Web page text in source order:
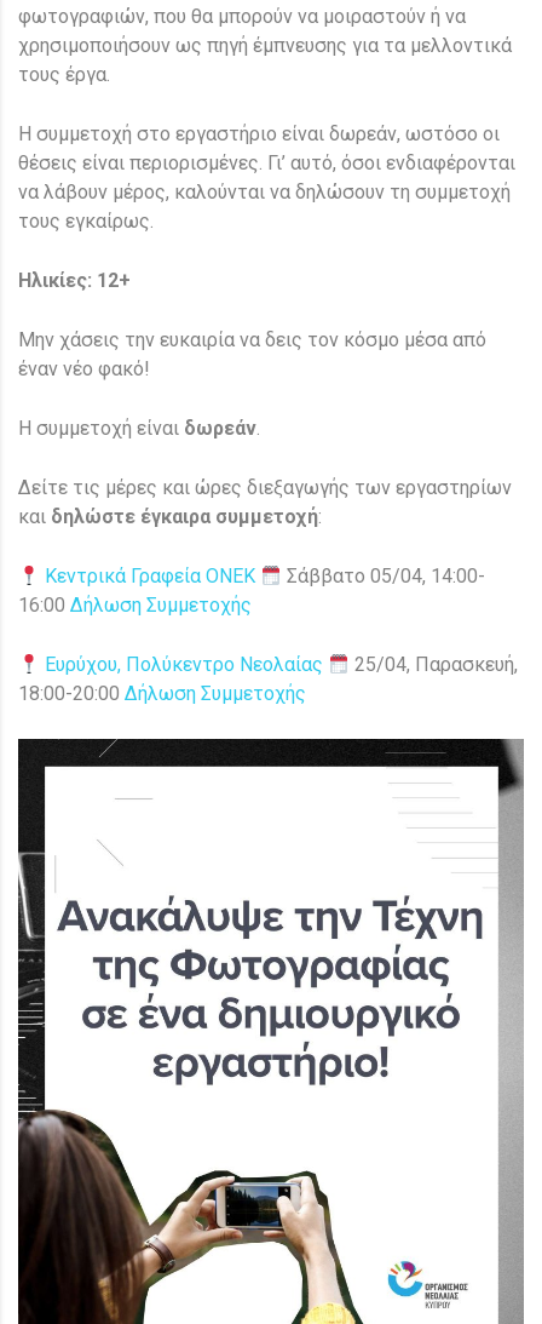
φωτογραφιών, που θα μπορούν να μοιραστούν ή να
χρησιμοποιήσουν ως πηγή έμπνευσης για τα μελλοντικά
τους έργα.
Η συμμετοχή στο εργαστήριο είναι δωρεάν, ωστόσο οι
θέσεις είναι περιορισμένες. Γι’ αυτό, όσοι ενδιαφέρονται
να λάβουν μέρος, καλούνται να δηλώσουν τη συμμετοχή
τους εγκαίρως.
Ηλικίες: 12+
Μην χάσεις την ευκαιρία να δεις τον κόσμο μέσα από
έναν νέο φακό!
Η συμμετοχή είναι δωρεάν.
Δείτε τις μέρες και ώρες διεξαγωγής των εργαστηρίων
και δηλώστε έγκαιρα συμμετοχή:
Κεντρικά Γραφεία ΟΝΕΚ
Σάββατο 05/04, 14:00-
16:00 Δήλωση Συμμετοχής
Ευρύχου, Πολύκεντρο Νεολαίας
25/04, Παρασκευή,
18:00-20:00 Δήλωση Συμμετοχής